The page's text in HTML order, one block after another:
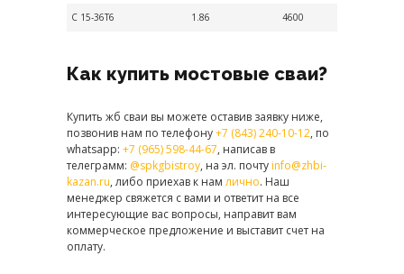
С 15-36Т6 1.86 4600
Как купить мостовые сваи?
Купить жб сваи вы можете оставив заявку ниже,
позвонив нам по телефону+7 (843) 240-10-12, по
whatsapp: +7 (965) 598-44-67, написав в
телеграмм: @spkgbistroy, на эл. почтуinfo@zhbi-
kazan.ru, либо приехав к нам лично. Наш
менеджер свяжется с вами и ответит на все
интересующие вас вопросы, направит вам
коммерческое предложение и выставит счет на
оплату.